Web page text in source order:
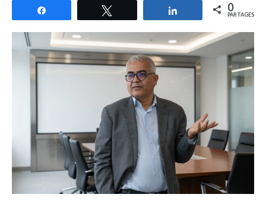
Partagez 0
PARTAGES